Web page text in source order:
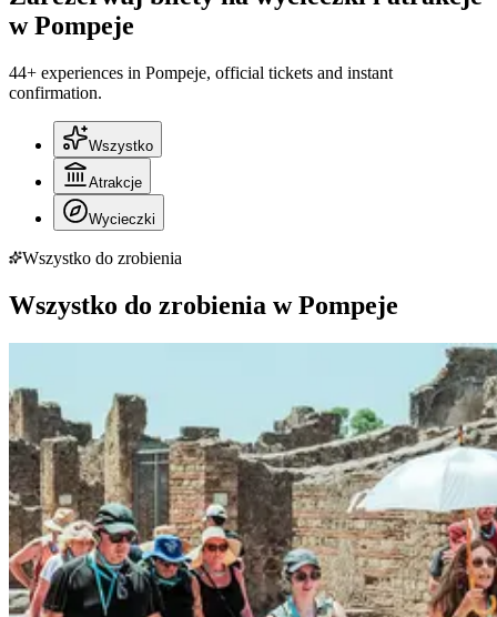
w Pompeje
44+ experiences in Pompeje, official tickets and instant
confirmation.
Wszystko
Atrakcje
Wycieczki
Wszystko do zrobienia
Wszystko do zrobienia w Pompeje